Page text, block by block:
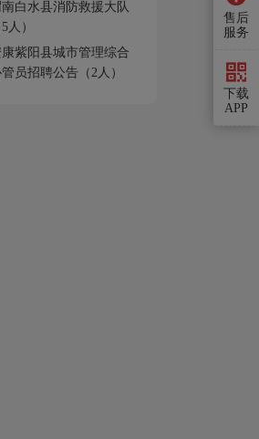
白水县消防救援大队
人）
紫阳县城市管理综合
员招聘公告（2人）
售后
服务
下载
APP